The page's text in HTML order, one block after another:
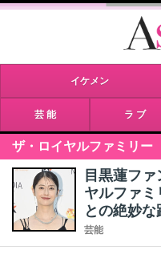
イケメン
芸 能 ラ ブ
ザ・ロイヤルファミリー
目黒蓮フ
ヤルファミ
との絶妙な
芸能